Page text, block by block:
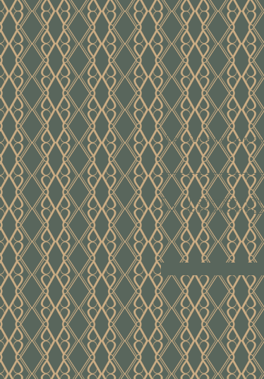
Voer hier je mailadres
Ik ga akkoord
voorwaarden